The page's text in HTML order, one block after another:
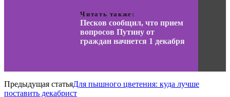
Читать также:
Песков сообщил, что прием
вопросов Путину от
граждан начнется 1 декабря
Предыдущая статьяДля пышного цветения: куда лучше
поставить декабрист